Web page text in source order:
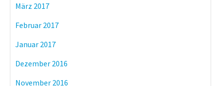
März 2017
Februar 2017
Januar 2017
Dezember 2016
November 2016